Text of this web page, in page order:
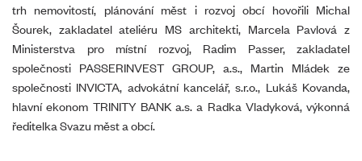
trh nemovitostí, plánování měst i rozvoj obcí hovořili Michal
Šourek, zakladatel ateliéru MS architekti, Marcela Pavlová z
Ministerstva pro místní rozvoj, Radim Passer, zakladatel
společnosti PASSERINVEST GROUP, a.s., Martin Mládek ze
společnosti INVICTA, advokátní kancelář, s.r.o., Lukáš Kovanda,
hlavní ekonom TRINITY BANK a.s. a Radka Vladyková, výkonná
ředitelka Svazu měst a obcí.